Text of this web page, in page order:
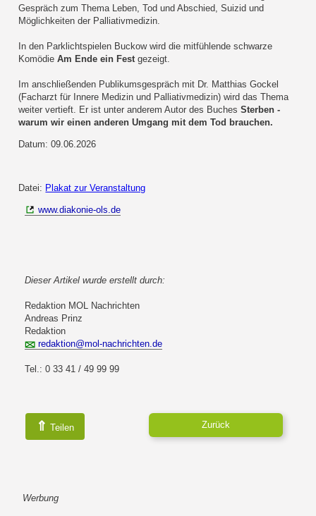
Gespräch zum Thema Leben, Tod und Abschied, Suizid und
Möglichkeiten der Palliativmedizin.
In den Parklichtspielen Buckow wird die mitfühlende schwarze
KomödieAm Ende ein Festgezeigt.
Im anschließenden Publikumsgespräch mit Dr. Matthias Gockel
(Facharzt für Innere Medizin und Palliativmedizin) wird das Thema
weiter vertieft. Er ist unter anderem Autor des BuchesSterben -
warum wir einen anderen Umgang mit dem Tod brauchen.
Datum: 09.06.2026
Datei: Plakat zur Veranstaltung
www.diakonie-ols.de
Dieser Artikel wurde erstellt durch:
Redaktion MOL Nachrichten
Andreas Prinz
Redaktion
redaktion@mol-nachrichten.de
Tel.: 0 33 41 / 49 99 99
⇑ Teilen Zurück
Werbung